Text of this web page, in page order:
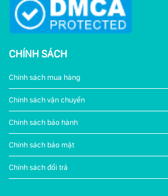
CHÍNH SÁCH
Chính sách mua hàng
Chính sách vận chuyển
Chính sách bảo hành
Chính sách bảo mật
Chính sách đổi trả